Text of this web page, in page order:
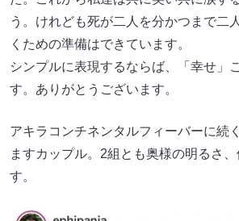
う。けれども死が二人を分かつまで二
くための準備はできています。
シンプルに表現するならば、「幸せ」
す。ありがとうございます。
アキラコンチネンタルフィーバーに続
ますカップル。2組とも奥様の明るさ
す。